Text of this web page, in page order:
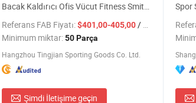
Bacak Kaldırıcı Ofis Vücut Fitness Smith
Makinesi Spor Ekipmanı
Referans FAB Fiyatı:$401,00-405,00/ Parça
Minimum miktar:50 Parça
Hangzhou Tingjian Sporting Goods Co. Ltd.
Şimdi İletişime geçin
Spor